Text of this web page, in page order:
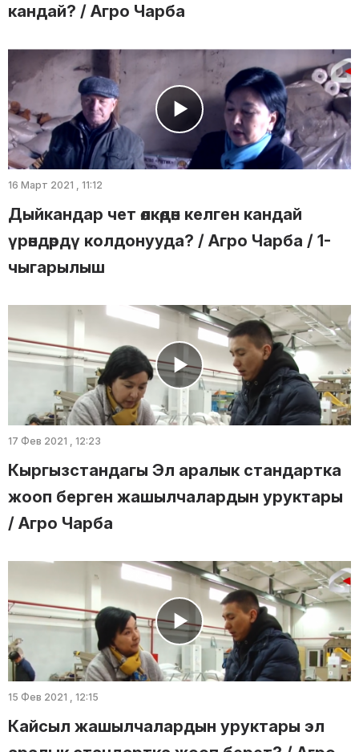
кандай? / Агро Чарба
16 Март 2021 , 11:12
Дыйкандар чет өлкөдөн келген кандай
үрөндөрдү колдонууда? / Агро Чарба / 1-
чыгарылыш
17 Фев 2021 , 12:23
Кыргызстандагы Эл аралык стандартка
жооп берген жашылчалардын уруктары
/ Агро Чарба
15 Фев 2021 , 12:15
Кайсыл жашылчалардын уруктары эл